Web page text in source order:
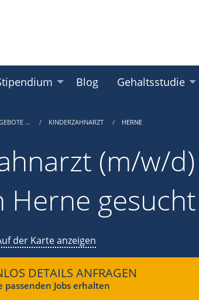
Blog Gehaltsstudie
… KINDERZAHNARZT HERNE
(m/w/
Herne gesucht
der Karte anzeigen
DETAILS ANFRAGEN
Jobs erhalten